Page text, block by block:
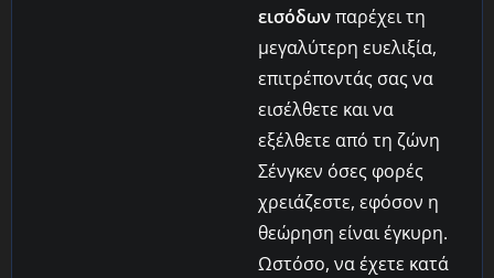
εισόδωνπαρέχει τη
μεγαλύτερη ευελιξία,
επιτρέποντάς σας να
εισέλθετε και να
εξέλθετε από τη ζώνη
Σένγκεν όσες φορές
χρειάζεστε, εφόσον η
θεώρηση είναι έγκυρη.
Ωστόσο, να έχετε κατά